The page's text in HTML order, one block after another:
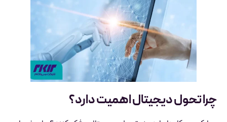
چرا تحول دیجیتال اهمیت دارد؟